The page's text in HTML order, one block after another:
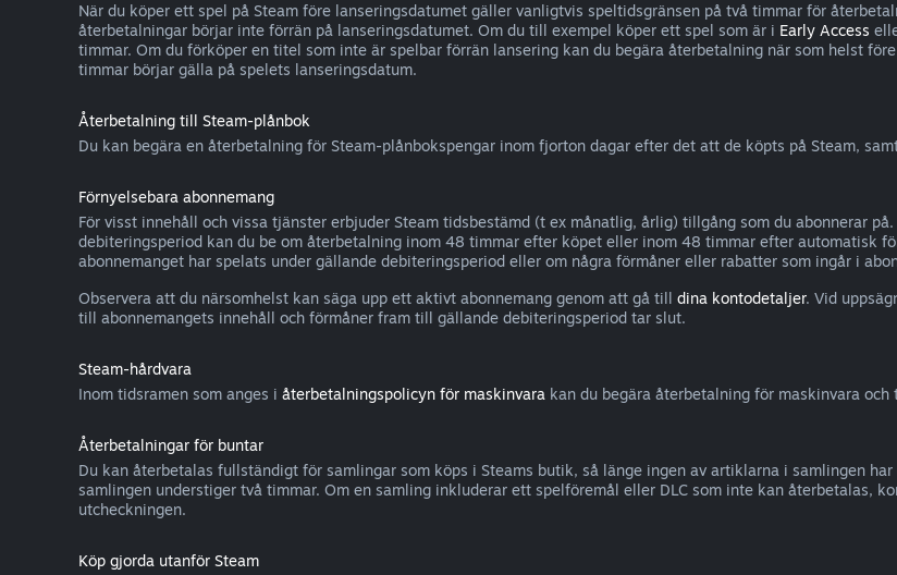
När du köper ett spel på Steam före lanseringsdatumet gäller vanligtvis speltidsgränsen på två timmar för
återbetalningar börjar inte förrän på lanseringsdatumet. Om du till exempel köper ett spel som är i Early Access
timmar. Om du förköper en titel som inte är spelbar förrän lansering kan du begära återbetalning när som helst
timmar börjar gälla på spelets lanseringsdatum.
Återbetalning till Steam-plånbok
Du kan begära en återbetalning för Steam-plånbokspengar inom fjorton dagar efter det att de köpts på Steam,
Förnyelsebara abonnemang
För visst innehåll och vissa tjänster erbjuder Steam tidsbestämd (t ex månatlig, årlig) tillgång som du abonnerar
debiteringsperiod kan du be om återbetalning inom 48 timmar efter köpet eller inom 48 timmar efter automatisk
abonnemanget har spelats under gällande debiteringsperiod eller om några förmåner eller rabatter som ingår i
Observera att du närsomhelst kan säga upp ett aktivt abonnemang genom att gå till dina kontodetaljer. Vid
till abonnemangets innehåll och förmåner fram till gällande debiteringsperiod tar slut.
Steam-hårdvara
Inom tidsramen som anges i återbetalningspolicyn för maskinvara kan du begära återbetalning för maskinvara
Återbetalningar för buntar
Du kan återbetalas fullständigt för samlingar som köps i Steams butik, så länge ingen av artiklarna i samlingen
samlingen understiger två timmar. Om en samling inkluderar ett spelföremål eller DLC som inte kan återbetalas,
utcheckningen.
Köp gjorda utanför Steam